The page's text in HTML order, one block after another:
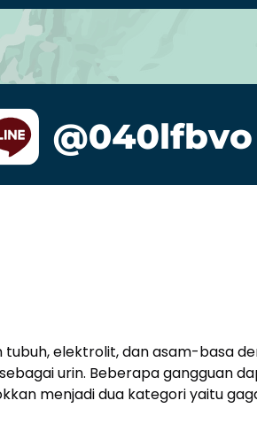
elektrolit, dan asam-basa
urin. Beberapa gangguan
menjadi dua kategori yaitu